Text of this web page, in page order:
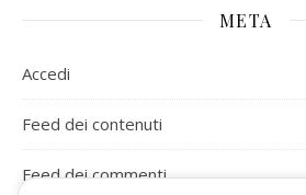
META
Accedi
Feed dei contenuti
Feed dei commenti